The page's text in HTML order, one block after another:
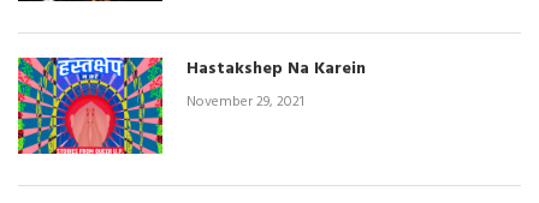
Hastakshep Na Karein
November 29, 2021